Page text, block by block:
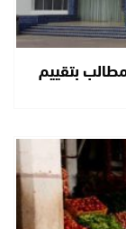
بتقييم